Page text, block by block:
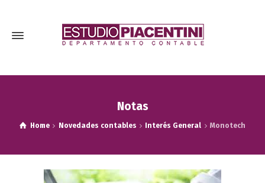
Notas
Home Novedades contables Interés General Monotech